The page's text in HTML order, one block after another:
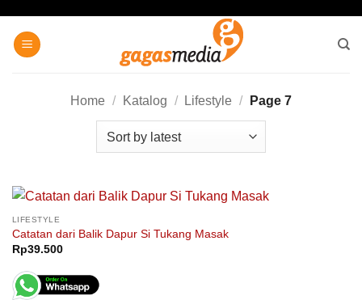
content
Home / Katalog / Lifestyle / Page 7
LIFESTYLE
Catatan dari Balik Dapur Si Tukang Masak
Rp39.500